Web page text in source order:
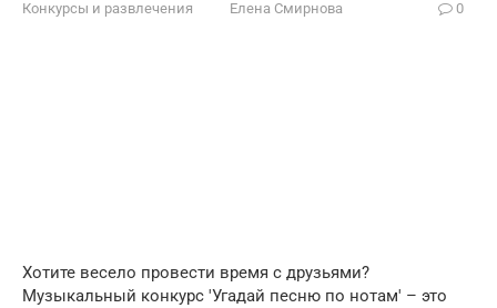
Конкурсы и развлечения Елена Смирнова 0
Хотите весело провести время с друзьями?
Музыкальный конкурс 'Угадай песню по нотам' – это